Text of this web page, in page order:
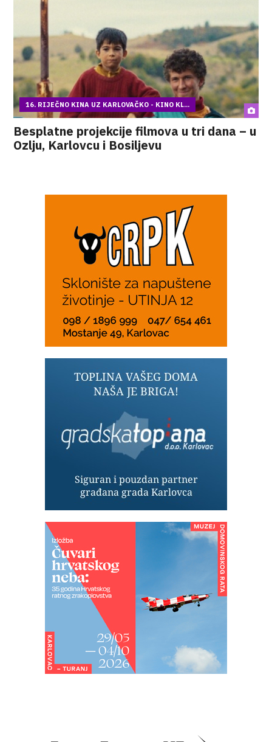
16. RIJEČNO KINA UZ KARLOVAČKO - KINO KL...
Besplatne projekcije filmova u tri dana – u
Ozlju, Karlovcu i Bosiljevu